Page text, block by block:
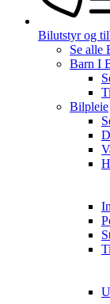
Bilutstyr og
Se alle
Barn I
Bilpleie